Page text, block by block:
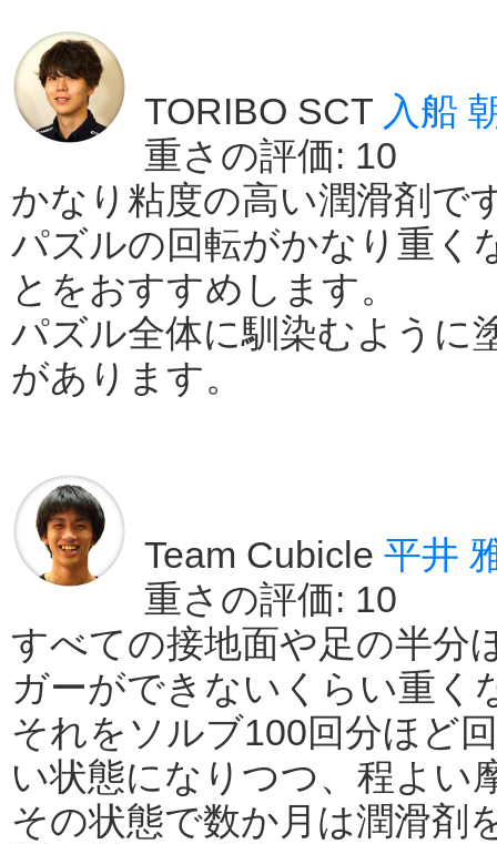
TORIBO SCT 入船
重さの評価: 10
かなり粘度の高い潤滑剤で
パズルの回転がかなり重く
とをおすすめします。
パズル全体に馴染むように
があります。
Team Cubicle 平井
重さの評価: 10
すべての接地面や足の半分
ガーができないくらい重く
それをソルブ100回分ほど
い状態になりつつ、程よい
その状態で数か月は潤滑剤